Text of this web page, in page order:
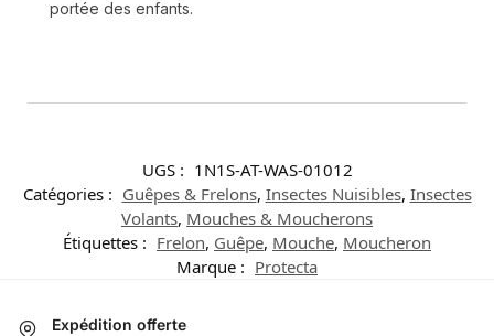
portée des enfants.
UGS : 1N1S-AT-WAS-01012
Catégories : Guêpes & Frelons, Insectes Nuisibles, Insectes
Volants, Mouches & Moucherons
Étiquettes : Frelon, Guêpe, Mouche, Moucheron
Marque : Protecta
Expédition offerte